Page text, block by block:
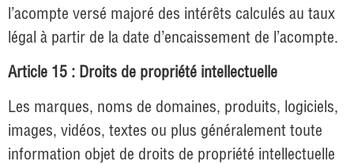
l’acompte versé majoré des intérêts calculés au taux
légal à partir de la date d’encaissement de l’acompte.
Article 15 : Droits de propriété intellectuelle
Les marques, noms de domaines, produits, logiciels,
images, vidéos, textes ou plus généralement toute
information objet de droits de propriété intellectuelle